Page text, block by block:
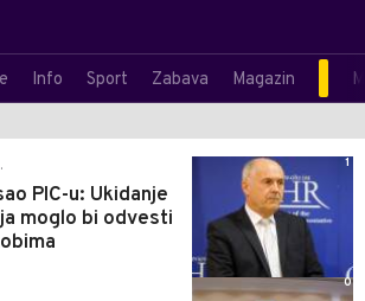
Info Sport Zabava Magazin
PIC-u: Ukidanje
moglo bi odvesti
1
0